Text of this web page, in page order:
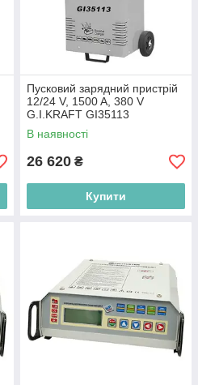
Пусковий зарядний пристрій
12/24 V, 1500 A, 380 V
G.I.KRAFT GI35113
В наявності
26 620 ₴
Купити